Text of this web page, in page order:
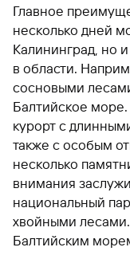
Главное
несколько дней
Калининград, но и
в области.
сосновыми
Балтийское
курорт с
также с особым
несколько
внимания
национальный
хвойными
Балтийским